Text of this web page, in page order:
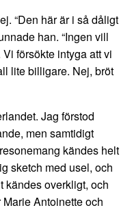
“Den här är i så dåligt
han. “Ingen vill
försökte intyga att vi
lite billigare. Nej, bröt
Jag förstod
men samtidigt
kändes helt
sketch med usel, och
kändes overkligt, och
Antoinette och